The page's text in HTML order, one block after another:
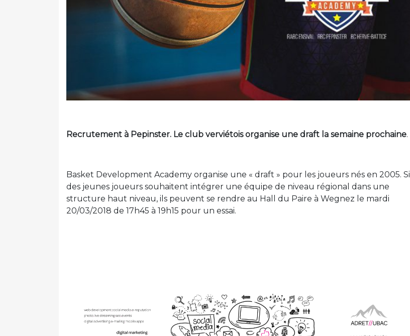
Recrutement à Pepinster. Le club verviétois organise une draft la semaine prochaine.
Basket Development Academy organise une « draft » pour les joueurs nés en 2005. Si
des jeunes joueurs souhaitent intégrer une équipe de niveau régional dans une
structure haut niveau, ils peuvent se rendre au Hall du Paire à Wegnez le mardi
20/03/2018 de 17h45 à 19h15 pour un essai.